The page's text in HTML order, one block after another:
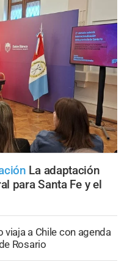
La adaptación
para Santa Fe y el
viaja a Chile con agenda
Rosario